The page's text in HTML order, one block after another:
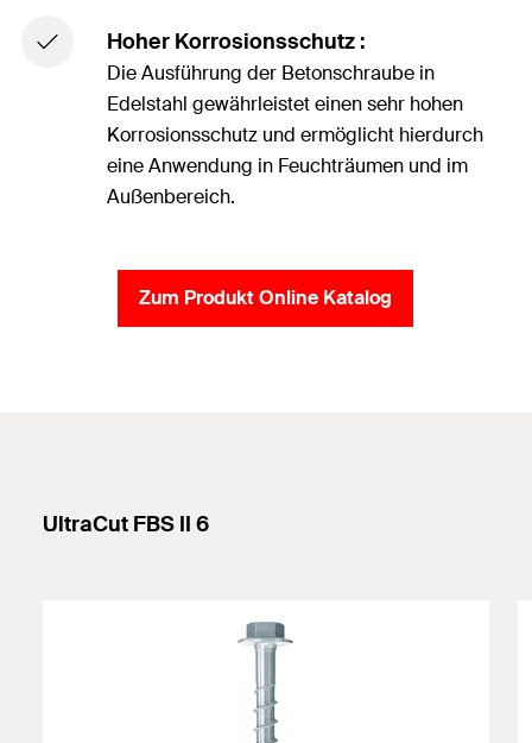
Hoher Korrosionsschutz :
Die Ausführung der Betonschraube in
Edelstahl gewährleistet einen sehr hohen
Korrosionsschutz und ermöglicht hierdurch
eine Anwendung in Feuchträumen und im
Außenbereich.
Zum Produkt Online Katalog
UltraCut FBS II 6